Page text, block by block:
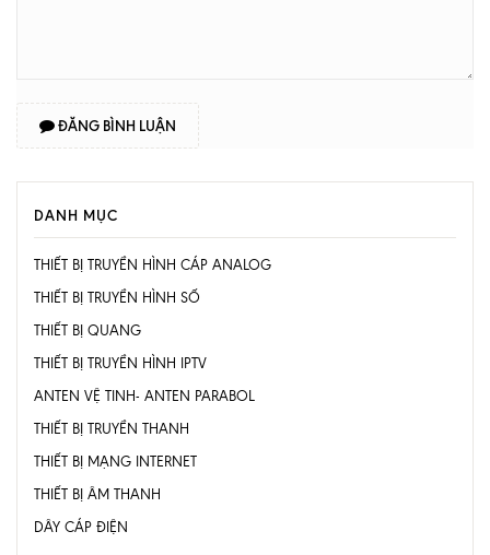
ĐĂNG BÌNH LUẬN
DANH MỤC
THIẾT BỊ TRUYỀN HÌNH CÁP ANALOG
THIẾT BỊ TRUYỀN HÌNH SỐ
THIẾT BỊ QUANG
THIẾT BỊ TRUYỀN HÌNH IPTV
ANTEN VỆ TINH- ANTEN PARABOL
THIẾT BỊ TRUYỀN THANH
THIẾT BỊ MẠNG INTERNET
THIẾT BỊ ÂM THANH
DÂY CÁP ĐIỆN